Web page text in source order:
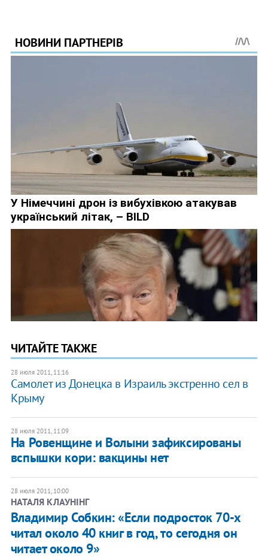
ЧИТАЙТЕ ТАКЖЕ
28 июля 2011, 11:16
Самолет из Донецка в Израиль экстренно сел в
Крыму
28 июля 2011, 11:09
На Ровенщине и Волыни зафиксированы
вспышки кори: вакцины нет
28 июля 2011, 10:00
НАТАЛЯ КЛАУНІНГ
Владимир Собкин: «​Если подросток 70-х
читал около 40 книг в год, то сегодня он
читает около 9»